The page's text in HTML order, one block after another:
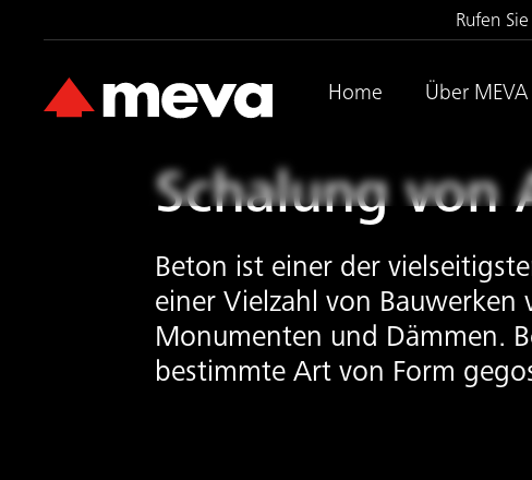
Rufen
Home Über MEVA
Schalung von
Beton ist einer der
einer Vielzahl von
Monumenten und Dämmen.
bestimmte Art von Form